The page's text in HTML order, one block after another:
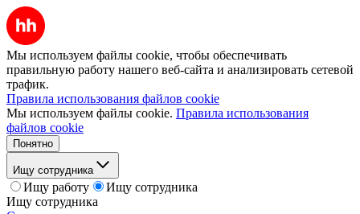
Мы используем файлы cookie, чтобы обеспечивать
правильную работу нашего веб-сайта и анализировать сетевой
трафик.
Правила использования файлов cookie
Мы используем файлы cookie. Правила использования
файлов cookie
Понятно
Ищу сотрудника
Ищу работу
Ищу сотрудника
Ищу сотрудника